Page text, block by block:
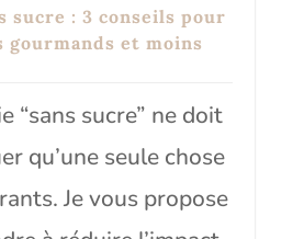
sucre : 3 conseils pour
gourmands et moins
“sans sucre” ne doit
qu’une seule chose
Je vous propose